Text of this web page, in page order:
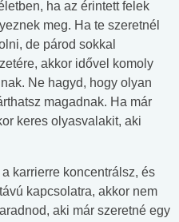
ha az érintett felek
meg. Ha te szeretnél
de párod sokkal
akkor idővel komoly
Ne hagyd, hogy olyan
magadnak. Ha már
keres olyasvalakit, aki
karrierre koncentrálsz, és
kapcsolatra, akkor nem
aki már szeretné egy